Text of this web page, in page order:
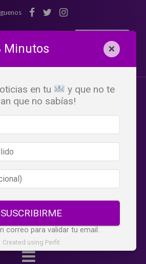
Minutos ×
en tu
y que no te
que no sabías!
SUSCRIBIRME
correo para validar tu email.
Created using Perfit